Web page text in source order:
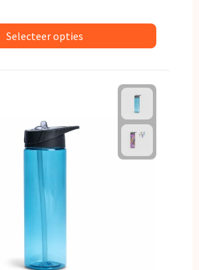
Selecteer opties